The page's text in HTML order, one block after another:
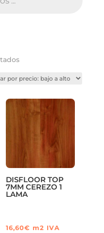
Ordenado
precio:
alto
DISFLOOR TOP
7MM CEREZO 1
LAMA
16,60€ m2 IVA